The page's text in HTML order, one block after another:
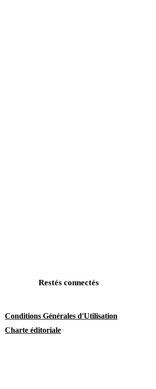
Restés connectés
Conditions Générales d'Utilisation
Charte éditoriale